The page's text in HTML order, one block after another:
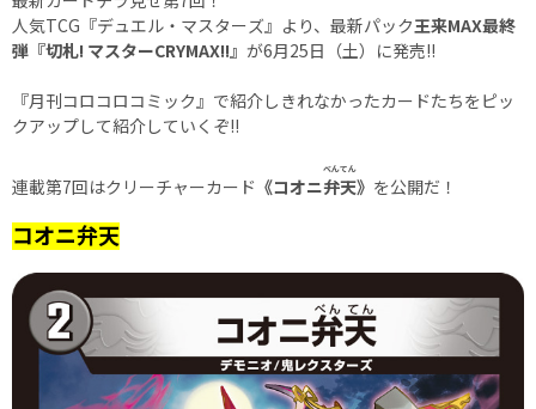
人気TCG『デュエル・マスターズ』より、最新パック王来MAX最終
弾『切札! マスターCRYMAX!!』 が6月25日（土）に発売!!
『月刊コロコロコミック』で紹介しきれなかったカードたちをピッ
クアップして紹介していくぞ!!
連載第7回はクリーチャーカード 《コオニ弁天
べんてん
》 を公開だ！
コオニ弁天